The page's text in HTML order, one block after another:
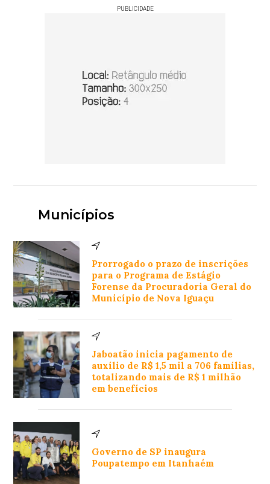
PUBLICIDADE
Municípios
Prorrogado o prazo de inscrições
para o Programa de Estágio
Forense da Procuradoria Geral do
Município de Nova Iguaçu
Jaboatão inicia pagamento de
auxílio de R$ 1,5 mil a 706 famílias,
totalizando mais de R$ 1 milhão
em benefícios
Governo de SP inaugura
Poupatempo em Itanhaém